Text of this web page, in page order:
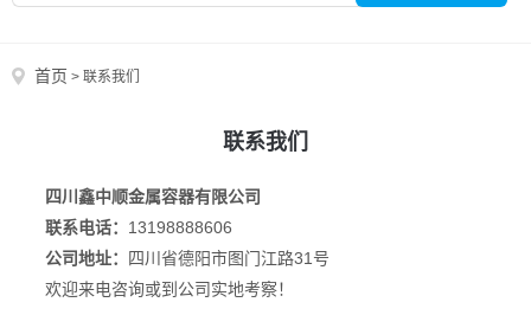
首页 > 联系我们
联系我们
四川鑫中顺金属容器有限公司
联系电话： 13198888606
公司地址：
四川省德阳市图门江路31号
欢迎来电咨询或到公司实地考察！